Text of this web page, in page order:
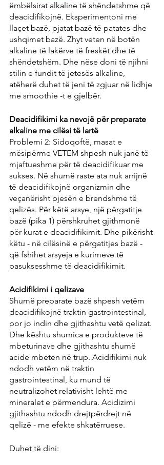
ëmbëlsirat alkaline të shëndetshme që
deacidifikojnë. Eksperimentoni me
llaçet bazë, pjatat bazë të patates dhe
ushqimet bazë. Zhyt veten në botën
alkaline të lakërve të freskët dhe të
shëndetshëm. Dhe nëse doni të njihni
stilin e fundit të jetesës alkaline,
atëherë duhet të jeni të zgjuar në lidhje
me smoothie -t e gjelbër.
Deacidifikimi ka nevojë për preparate
alkaline me cilësi të lartë
Problemi 2: Sidoqoftë, masat e
mësipërme VETEM shpesh nuk janë të
mjaftueshme për të deacidifikuar me
sukses. Në shumë raste ata nuk arrijnë
të deacidifikojnë organizmin dhe
veçanërisht pjesën e brendshme të
qelizës. Për këtë arsye, një përgatitje
bazë (pika 1) përshkruhet gjithmonë
për kurat e deacidifikimit. Dhe pikërisht
këtu - në cilësinë e përgatitjes bazë -
që fshihet arsyeja e kurimeve të
pasuksesshme të deacidifikimit.
Acidifikimi i qelizave
Shumë preparate bazë shpesh vetëm
deacidifikojnë traktin gastrointestinal,
por jo indin dhe gjithashtu vetë qelizat.
Dhe kështu shumica e produkteve të
mbeturinave dhe gjithashtu shumë
acide mbeten në trup. Acidifikimi nuk
ndodh vetëm në traktin
gastrointestinal, ku mund të
neutralizohet relativisht lehtë me
mineralet e përmendura. Acidizimi
gjithashtu ndodh drejtpërdrejt në
qelizë - me efekte shkatërruese.
Duhet të dini: